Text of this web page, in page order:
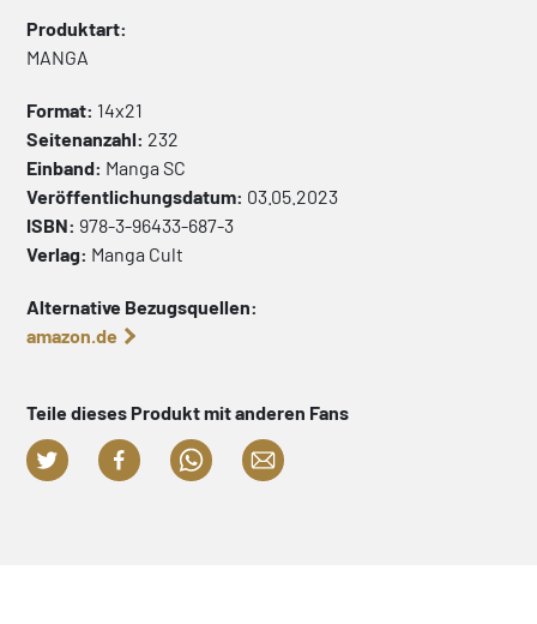
Produktart:
MANGA
Format: 14x21
Seitenanzahl: 232
Einband: Manga SC
Veröffentlichungsdatum: 03.05.2023
ISBN: 978-3-96433-687-3
Verlag: Manga Cult
Alternative Bezugsquellen:
amazon.de
Teile dieses Produkt mit anderen Fans